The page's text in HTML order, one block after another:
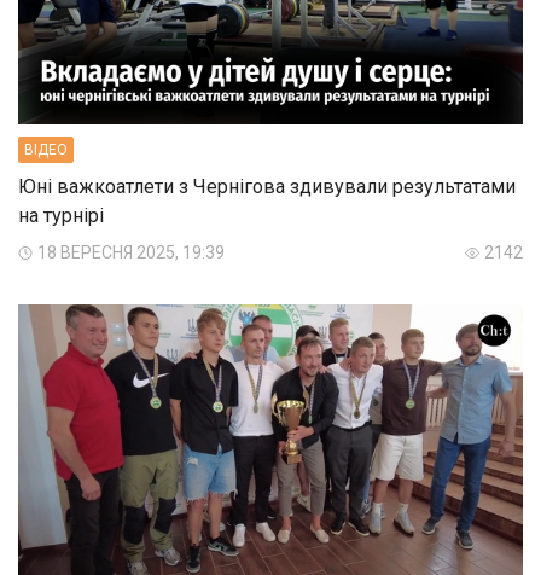
ВIДЕО
Юні важкоатлети з Чернігова здивували результатами
на турнірі
18 ВЕРЕСНЯ 2025, 19:39 2142